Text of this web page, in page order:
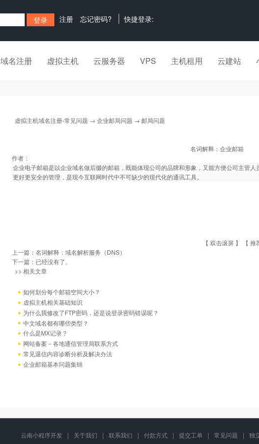
注册 忘记密码? 快捷登录:
域名注册 虚拟主机 云服务器 VPS 主机租用 云建站
虚拟主机域名注册-常见问题 → 企业邮局问题 → 邮局问题
名词解释：企业邮箱
作者：
企业电子邮箱是以企业域名做后缀的邮箱，既能体现公司的品牌和形象，又能方便公司主管
更好更安全的管理，是现今互联网时代中不可缺少的现代化的通讯工具。
【 双击滚屏 】 【 推
上一篇： 名词解释：域名解析服务（DNS）
下一篇：已经没有了。
>> 相关文章
如何划分每个邮箱空间大小？
虚拟主机相关基础知识
为什么我修改了FTP密码，还是说登录密码错误呢？
中文域名都有哪些类型？
什么是MX记录？
网站备案－各地通信管理局联系方式
常见退信内容诊断分析及解决办法
企业邮箱基本问题集锦
云南小程序开发 | 关于我们 | 联系我们 | 付款方式 | 提交工单 | 常见问题 | 独